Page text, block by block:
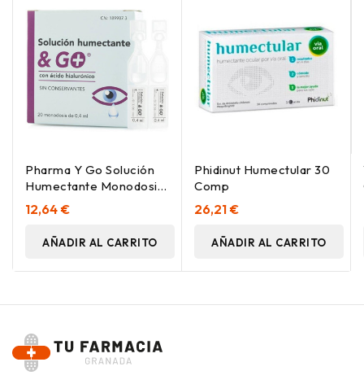
Pharma Y Go Solución
Humectante Monodosis
Y Go 0,4 Ml, 20
Unidades
12,64 €
AÑADIR AL CARRITO
Phidinut Humectular 30
Comp
26,21 €
AÑADIR AL CARRITO